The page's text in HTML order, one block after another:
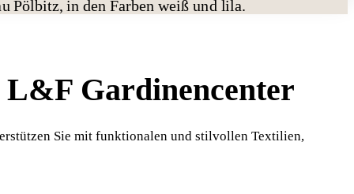
Gardinencenter
Sie mit funktionalen und stilvollen Textilien,